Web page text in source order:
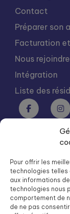
Pour offrir les
technologies
aux informations
technologies nous
comportement de
de ne pas
Contact
Préparer son
Facturation
Nous rejoindre
Intégration
Liste des
Groupe SOS
ARPAVIE est